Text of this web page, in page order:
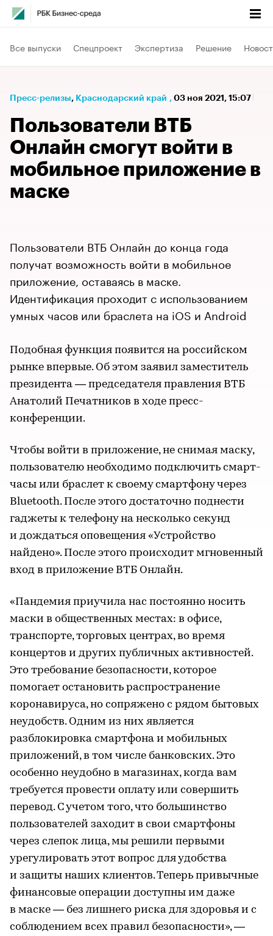
Все выпуски Спецпроект Экспертиза Решение
Пресс-релизы⁠, Краснодарский край , 03 ноя 2021, 15:07
Пользователи ВТБ
Онлайн смогут войти в
мобильное приложение в
маске
Пользователи ВТБ Онлайн до конца года
получат возможность войти в мобильное
приложение, оставаясь в маске.
Идентификация проходит с использованием
умных часов или браслета на iOS и Android
Подобная функция появится на российском
рынке впервые. Об этом заявил заместитель
президента — председателя правления ВТБ
Анатолий Печатников в ходе пресс-
конференции.
Чтобы войти в приложение, не снимая маску,
пользователю необходимо подключить смарт-
часы или браслет к своему смартфону через
Bluetooth. После этого достаточно поднести
гаджеты к телефону на несколько секунд
и дождаться оповещения «Устройство
найдено». После этого происходит мгновенный
вход в приложение ВТБ Онлайн.
«Пандемия приучила нас постоянно носить
маски в общественных местах: в офисе,
транспорте, торговых центрах, во время
концертов и других публичных активностей.
Это требование безопасности, которое
помогает остановить распространение
коронавируса, но сопряжено с рядом бытовых
неудобств. Одним из них является
разблокировка смартфона и мобильных
приложений, в том числе банковских. Это
особенно неудобно в магазинах, когда вам
требуется провести оплату или совершить
перевод. С учетом того, что большинство
пользователей заходит в свои смартфоны
через слепок лица, мы решили первыми
урегулировать этот вопрос для удобства
и защиты наших клиентов. Теперь привычные
финансовые операции доступны им даже
в маске — без лишнего риска для здоровья и с
соблюдением всех правил безопасности», —